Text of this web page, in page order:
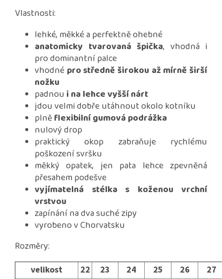
Vlastnosti:
lehké, měkké a perfektně ohebné
anatomicky tvarovaná špička, vhodná i
pro dominantní palce
vhodné pro středně širokou až mírně širší
nožku
padnou i na lehce vyšší nárt
jdou velmi dobře utáhnout okolo kotníku
plněflexibilní gumová podrážka
nulový drop
praktický okop zabraňuje rychlému
poškození svršku
měkký opatek, jen pata lehce zpevněná
přesahem podešve
vyjímatelná stélka s koženou vrchní
vrstvou
zapínání na dva suché zipy
vyrobeno v Chorvatsku
Rozměry:
velikost 22 23 24 25 26 27